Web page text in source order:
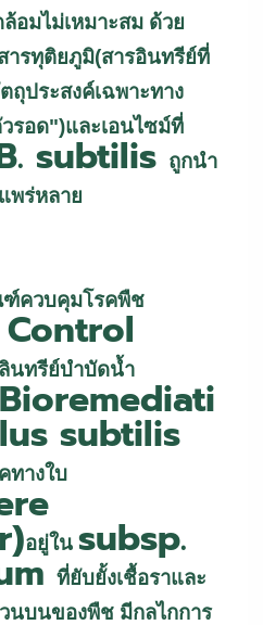
อมไม่เหมาะสม ด้วย
รทุติยภูมิ(สารอินทรีย์ที่
ประสงค์เฉพาะทาง
รอด")และเอนไซม์ที่
subtilis ถูกนำ
พร่หลาย
ฑ์ควบคุมโรคพืช
นทรีย์บำบัดน้ำ
subtilis
ทางใบ
อยู่ใน subsp.
ที่ยับยั้งเชื้อราและ
นบนของพืช มีกลไกการ